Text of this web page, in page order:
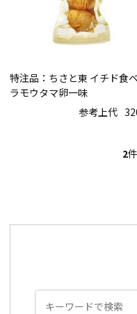
特注品：ちさと東 イチド食
ラモウタマ卵一味
参考上代
2